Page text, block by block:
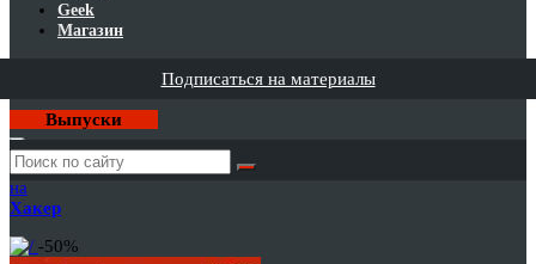
Geek
Магазин
Подписаться на материалы
Выпуски
Годовая
подписка
на
Хакер
-50%